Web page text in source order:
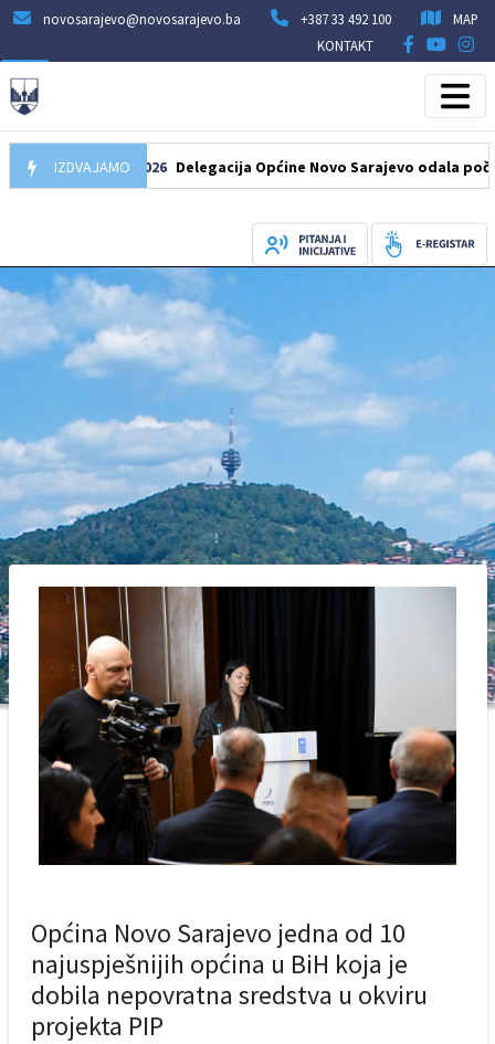
novosarajevo@novosarajevo.ba +387 33 492 100
MAP
KONTAKT
IZDVAJAMO
07.08.2026 Delegacija Općine Novo Sarajevo odala počast
Općina Novo Sarajevo jedna od 10
najuspješnijih općina u BiH koja je
dobila nepovratna sredstva u okviru
projekta PIP